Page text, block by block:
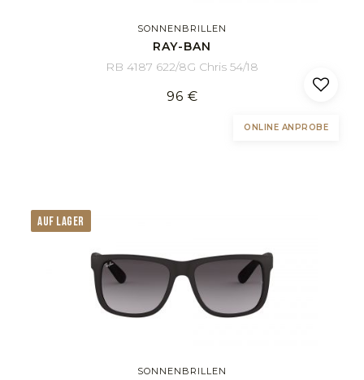
SONNENBRILLEN
RAY-BAN
RB 4187 622/8G Chris 54/18
96 €
ONLINE ANPROBE
AUF LAGER
SONNENBRILLEN